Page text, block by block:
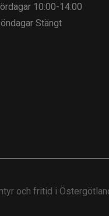
10:00-14:00
Stängt
och fritid i